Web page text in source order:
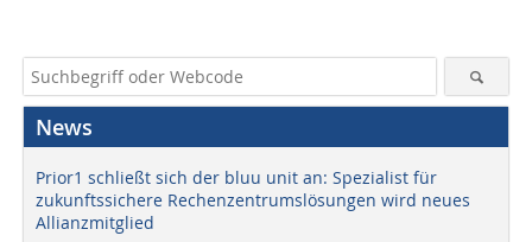
News
Prior1 schließt sich der bluu unit an: Spezialist für
zukunftssichere Rechenzentrumslösungen wird neues
Allianzmitglied